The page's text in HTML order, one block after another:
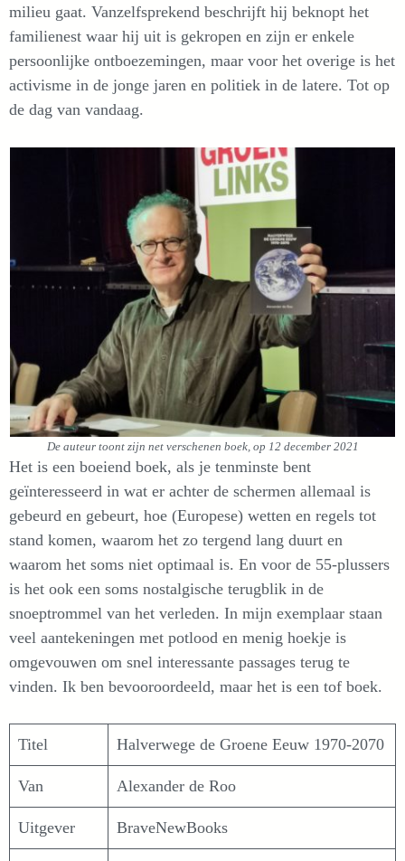
milieu gaat. Vanzelfsprekend beschrijft hij beknopt het
familienest waar hij uit is gekropen en zijn er enkele
persoonlijke ontboezemingen, maar voor het overige is het
activisme in de jonge jaren en politiek in de latere. Tot op
de dag van vandaag.
De auteur toont zijn net verschenen boek, op 12 december 2021
Het is een boeiend boek, als je tenminste bent
geïnteresseerd in wat er achter de schermen allemaal is
gebeurd en gebeurt, hoe (Europese) wetten en regels tot
stand komen, waarom het zo tergend lang duurt en
waarom het soms niet optimaal is. En voor de 55-plussers
is het ook een soms nostalgische terugblik in de
snoeptrommel van het verleden. In mijn exemplaar staan
veel aantekeningen met potlood en menig hoekje is
omgevouwen om snel interessante passages terug te
vinden. Ik ben bevooroordeeld, maar het is een tof boek.
Titel Halverwege de Groene Eeuw 1970-2070
Van Alexander de Roo
Uitgever BraveNewBooks